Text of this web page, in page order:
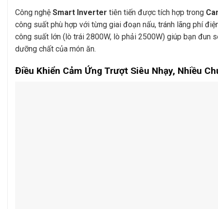
Công nghệ Smart Inverter tiên tiến được tích hợp trong
công suất phù hợp với từng giai đoạn nấu, tránh lãng phí
công suất lớn (lò trái 2800W, lò phải 2500W) giúp bạn đun
dưỡng chất của món ăn.
Điều Khiển Cảm Ứng Trượt Siêu Nhạy, Nhiều